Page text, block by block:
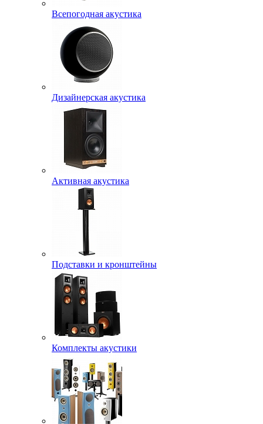
Всепогодная акустика
Дизайнерская акустика
Активная акустика
Подставки и кронштейны
Комплекты акустики